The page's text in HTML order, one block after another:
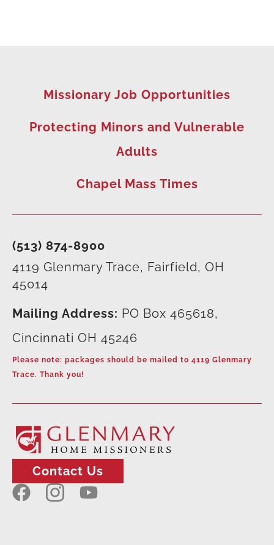
Contact Us
(513) 874-8900
4119 Glenmary Trace, Fairfield, OH
45014
Mailing Address: PO Box 465618,
Cincinnati OH 45246
Please note: packages should be mailed to 4119 Glenmary
Trace. Thank you!
Missionary Job Opportunities
Protecting Minors and Vulnerable
Adults
Chapel Mass Times